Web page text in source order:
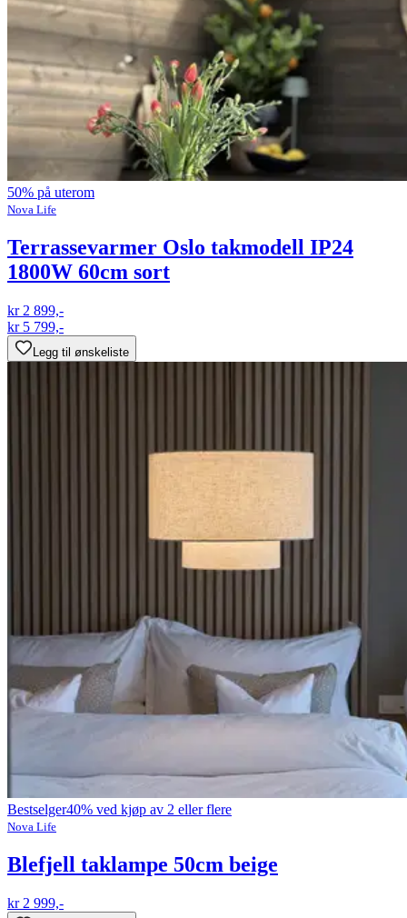
50% på uterom
Nova Life
Terrassevarmer Oslo takmodell IP24
1800W 60cm sort
kr 2 899,-
kr 5 799,-
Legg til ønskeliste
Bestselger40% ved kjøp av 2 eller flere
Nova Life
Blefjell taklampe 50cm beige
kr 2 999,-